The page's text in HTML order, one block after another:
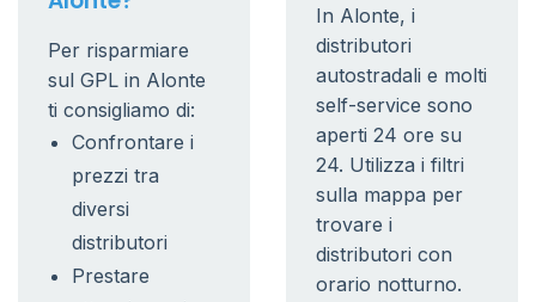
Per risparmiare
sul GPL in Alonte
ti consigliamo di:
Confrontare i
prezzi tra
diversi
distributori
Prestare
In Alonte, i
distributori
autostradali e molti
self-service sono
aperti 24 ore su
24. Utilizza i filtri
sulla mappa per
trovare i
distributori con
orario notturno.